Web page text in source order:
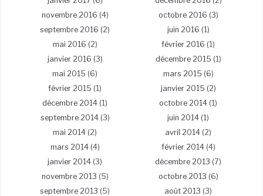
novembre 2016 (4) octobre 2016 (3)
septembre 2016 (2) juin 2016 (1)
mai 2016 (2) février 2016 (1)
janvier 2016 (3) décembre 2015 (1)
mai 2015 (6) mars 2015 (6)
février 2015 (1) janvier 2015 (2)
décembre 2014 (1) octobre 2014 (1)
septembre 2014(3) juin 2014 (1)
mai 2014 (2) avril 2014 (2)
mars 2014(4) février 2014(4)
janvier 2014 (3) décembre 2013 (7)
novembre 2013 (5) octobre 2013 (6)
septembre 2013 (5) août 2013 (3)